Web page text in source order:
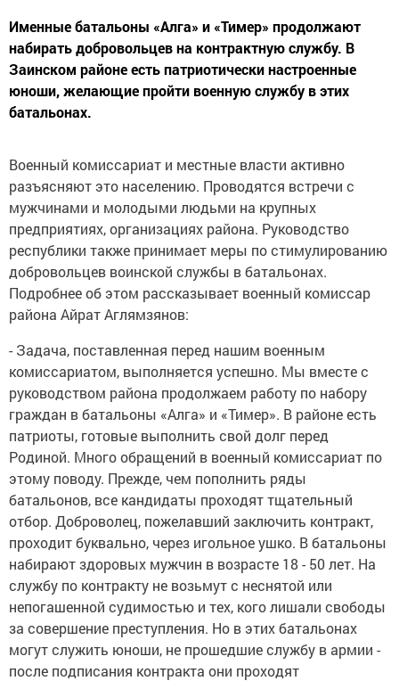
Именные батальоны «Алга» и «Тимер» продолжают
набирать добровольцев на контрактную службу. В
Заинском районе есть патриотически настроенные
юноши, желающие пройти военную службу в этих
батальонах.
Военный комиссариат и местные власти активно
разъясняют это населению. Проводятся встречи с
мужчинами и молодыми людьми на крупных
предприятиях, организациях района. Руководство
республики также принимает меры по стимулированию
добровольцев воинской службы в батальонах.
Подробнее об этом рассказывает военный комиссар
района Айрат Аглямзянов:
- Задача, поставленная перед нашим военным
комиссариатом, выполняется успешно. Мы вместе с
руководством района продолжаем работу по набору
граждан в батальоны «Алга» и «Тимер». В районе есть
патриоты, готовые выполнить свой долг перед
Родиной. Много обращений в военный комиссариат по
этому поводу. Прежде, чем пополнить ряды
батальонов, все кандидаты проходят тщательный
отбор. Доброволец, пожелавший заключить контракт,
проходит буквально, через игольное ушко. В батальоны
набирают здоровых мужчин в возрасте 18 - 50 лет. На
службу по контракту не возьмут с неснятой или
непогашенной судимостью и тех, кого лишали свободы
за совершение преступления. Но в этих батальонах
могут служить юноши, не прошедшие службу в армии -
после подписания контракта они проходят